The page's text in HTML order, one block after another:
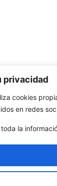
privacidad
cookies
en redes
la